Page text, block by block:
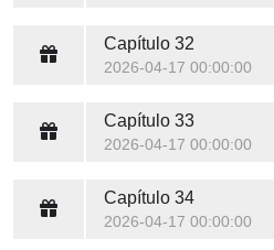
Capítulo 32
2026-04-17 00:00:00
Capítulo 33
2026-04-17 00:00:00
Capítulo 34
2026-04-17 00:00:00